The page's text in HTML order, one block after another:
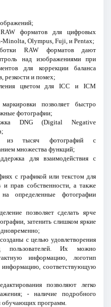
форматов для цифровых
Olympus, Fuji, и Pentax;
RAW форматов дают
над изображениями при
для коррекции баланса
резкости и помех;
цветом для ICC и ICM
позволяет быстро
фотографии;
DNG (Digital Negative
из тысяч фотографий с
множества функций;
для взаимодействия с
с графикой или текстом для
и прав собственности, а также
определенные фотографии
позволяет сделать ярче
затенить слишком яркие
с целью удовлетворения
пользователей. Их можно
информацию, логотип
соответствующую
позволяют легко
- наличие подробного
обучающих программ.